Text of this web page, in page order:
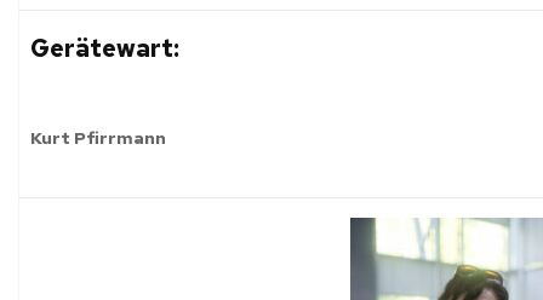
Gerätewart:
Kurt Pfirrmann